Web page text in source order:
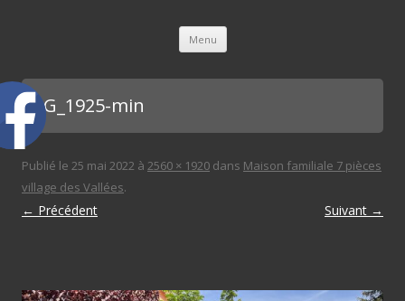
Menu Aller au contenu principal
IMG_1925-min
Publié le 25 mai 2022 à 2560 × 1920 dans Maison familiale 7 pièces
village des Vallées.
← Précédent Suivant →